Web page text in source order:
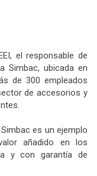
el responsable de
Simbac, ubicada en
de 300 empleados
de accesorios y
es un ejemplo
añadido en los
y con garantía de